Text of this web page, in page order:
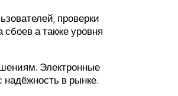
проверки
а также уровня
Электронные
в рынке.